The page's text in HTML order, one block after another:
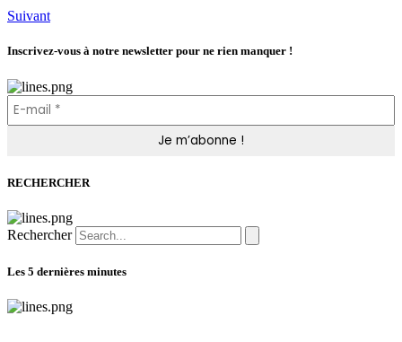
Suivant
Inscrivez-vous à notre newsletter pour ne rien manquer !
RECHERCHER
Rechercher
Les 5 dernières minutes